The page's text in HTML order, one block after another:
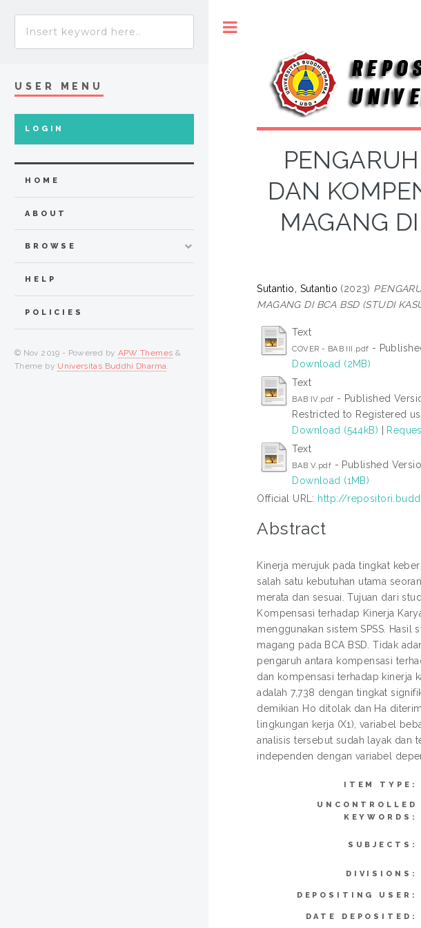
DAN
MAGANG
Sutantio, Sutantio (2023)
MAGANG DI BCA BSD (STUDI
Text
COVER - BAB III.pdf -
Download (2MB)
Text
BAB IV.pdf - Published
Restricted to Registered
Download (544kB) |
Text
BAB V.pdf - Published
Download (1MB)
Official URL: http://
Abstract
Kinerja merujuk pada tingkat
salah satu kebutuhan utama
merata dan sesuai. Tujuan dari
Kompensasi terhadap Kinerja
menggunakan sistem SPSS. Hasil
magang pada BCA BSD. Tidak
pengaruh antara kompensasi
dan kompensasi terhadap kinerja
adalah 7,738 dengan tingkat
demikian Ho ditolak dan Ha
lingkungan kerja (X1), variabel
analisis tersebut sudah layak dan
independen dengan variabel
ITEM TYPE:
UNCONTROLLED
KEYWORDS:
SUBJECTS:
DIVISIONS:
DEPOSITING USER:
DATE DEPOSITED:
USER MENU
LOGIN
HOME
ABOUT
BROWSE
HELP
POLICIES
© Nov 2019 - Powered by APW Themes &
Theme by Universitas Buddhi Dharma